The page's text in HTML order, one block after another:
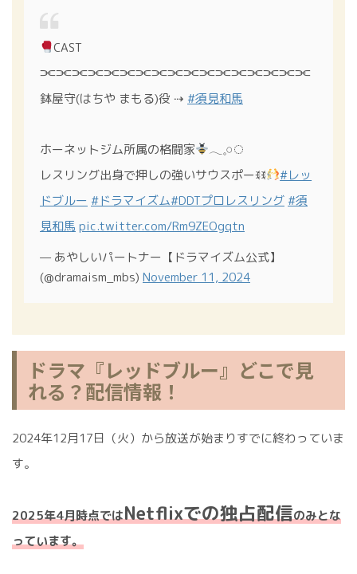
CAST
⫘⫘⫘⫘⫘⫘⫘⫘⫘⫘⫘⫘⫘⫘⫘⫘⫘
鉢屋守(はちや まもる)役 ⇢ #須見和馬
ホーネットジム所属の格闘家
𓂃𓈒𓏸◌
レスリング出身で押しの強いサウスポーꉂꉂ
#レッ
ドブルー #ドラマイズム#DDTプロレスリング #須
見和馬 pic.twitter.com/Rm9ZEOgqtn
— あやしいパートナー【ドラマイズム公式】
(@dramaism_mbs) November 11, 2024
ドラマ『レッドブルー』どこで見
れる？配信情報！
2024年12月17日（火）から放送が始まりすでに終わっていま
す。
2025年4月時点ではNetflixでの独占配信のみとな
っています。